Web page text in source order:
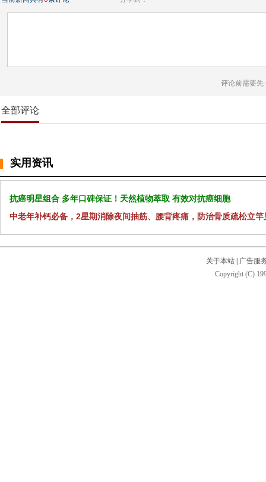
评论前需要先
全部评论
实用资讯
抗癌明星组合 多年口碑保证！天然植物萃取 有效对抗癌细胞
中老年补钙必备，2星期消除夜间抽筋、腰背疼痛，防治骨质疏松立竿
关于本站
广告服
Copyright (C)